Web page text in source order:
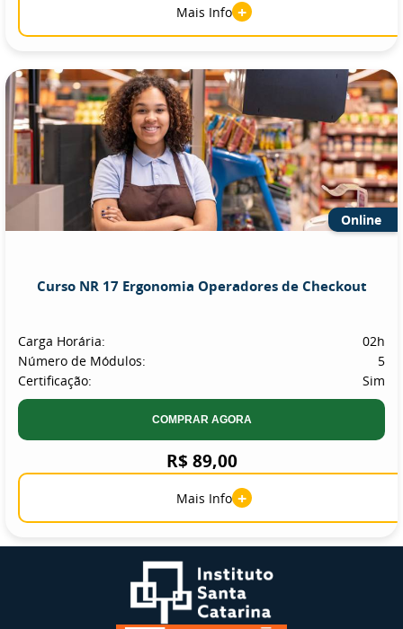
Mais Info +
Online
Curso NR 17 Ergonomia Operadores de Checkout
Carga Horária:
02h
Número de Módulos:
5
Certificação:
Sim
COMPRAR AGORA
R$ 89,00
Mais Info +